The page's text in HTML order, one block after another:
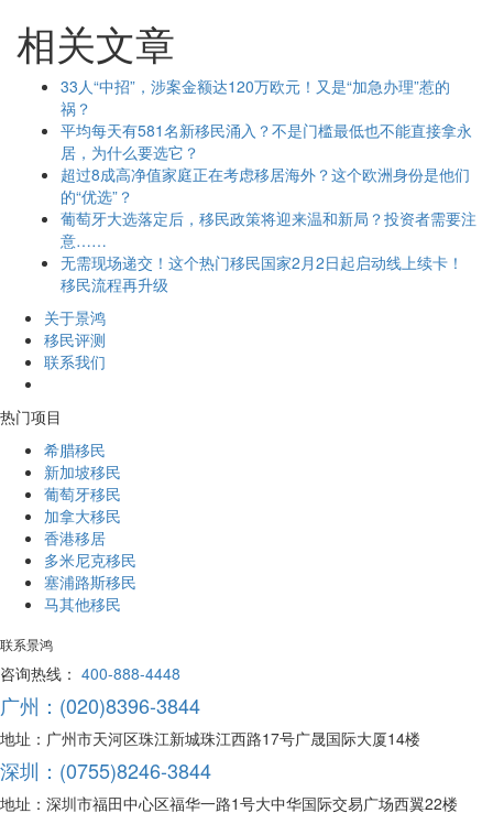
相关文章
33人“中招”，涉案金额达120万欧元！又是“加急办理”惹的
祸？
平均每天有581名新移民涌入？不是门槛最低也不能直接拿永
居，为什么要选它？
超过8成高净值家庭正在考虑移居海外？这个欧洲身份是他们
的“优选”？
葡萄牙大选落定后，移民政策将迎来温和新局？投资者需要注
意……
无需现场递交！这个热门移民国家2月2日起启动线上续卡！
移民流程再升级
关于景鸿
移民评测
联系我们
热门项目
希腊移民
新加坡移民
葡萄牙移民
加拿大移民
香港移居
多米尼克移民
塞浦路斯移民
马其他移民
联系景鸿
咨询热线： 400-888-4448
广州：(020)8396-3844
地址：广州市天河区珠江新城珠江西路17号广晟国际大厦14楼
深圳：(0755)8246-3844
地址：深圳市福田中心区福华一路1号大中华国际交易广场西翼22楼